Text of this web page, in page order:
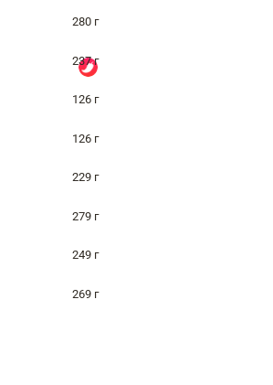
280 г
237 г
126 г
126 г
229 г
279 г
249 г
269 г